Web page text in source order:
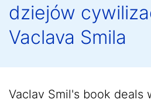
dziejów
Vaclava Smila
Vaclav Smil's book deals